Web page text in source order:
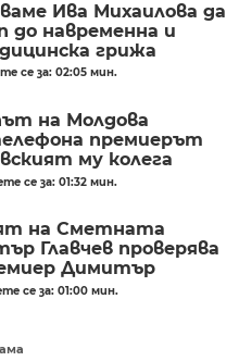
Ива Михаилова да
до навременна и
грижа
се за: 02:05 мин.
на Молдова
премиерът
му колега
се за: 01:32 мин.
на Сметната
Главчев проверява
Димитър
се за: 01:00 мин.